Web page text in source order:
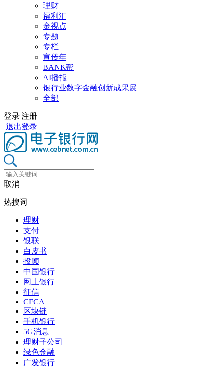
理财
福利汇
金视点
专题
专栏
宣传年
BANK帮
AI播报
银行业数字金融创新成果展
全部
登录 注册
退出登录
取消
热搜词
理财
支付
银联
白皮书
投顾
中国银行
网上银行
征信
CFCA
区块链
手机银行
5G消息
理财子公司
绿色金融
广发银行